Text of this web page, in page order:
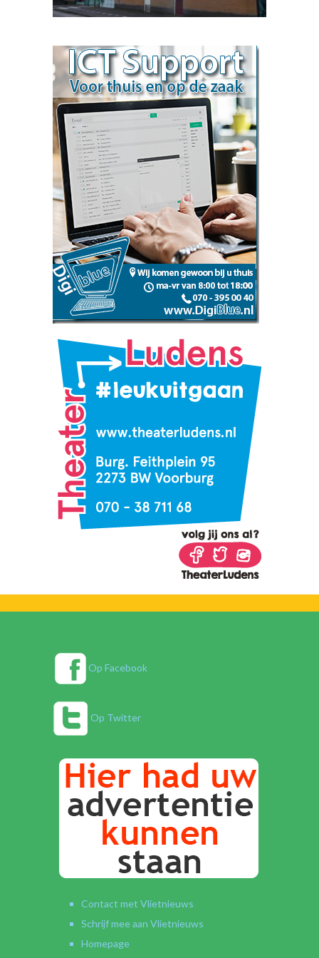
Op Facebook
Op Twitter
Contact met Vlietnieuws
Schrijf mee aan Vlietnieuws
Homepage